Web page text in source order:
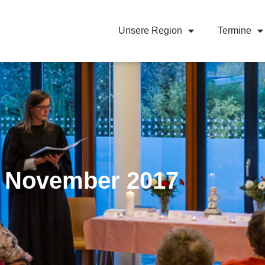
Unsere Region Termine
November 2017